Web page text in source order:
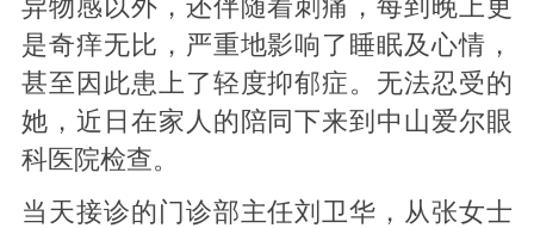
异物感以外，还伴随着刺痛，每到晚上更
是奇痒无比，严重地影响了睡眠及心情，
甚至因此患上了轻度抑郁症。无法忍受的
她，近日在家人的陪同下来到中山爱尔眼
科医院检查。
当天接诊的门诊部主任刘卫华，从张女士